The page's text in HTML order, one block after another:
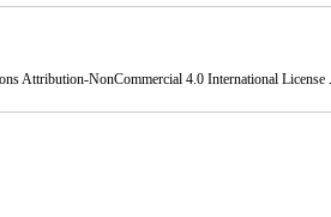
Attribution-NonCommercial 4.0 International License